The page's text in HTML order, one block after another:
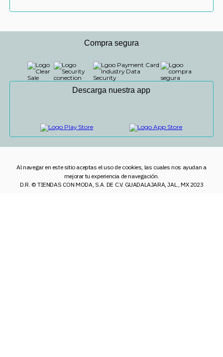
Compra segura
Descarga nuestra app
Al navegar en este sitio aceptas el uso de cookies, las cuales nos ayudan a
mejorar tu experiencia de navegación.
D.R. © TIENDAS CON MODA, S.A. DE C.V. GUADALAJARA, JAL., MX 2023